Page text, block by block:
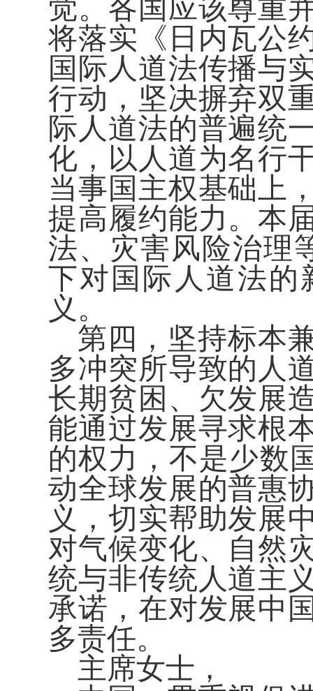
觉。各国应该尊重
将落实《日内瓦公
国际人道法传播与
行动，坚决摒弃双
际人道法的普遍统
化，以人道为名行
当事国主权基础上
提高履约能力。本
法、灾害风险治理
下对国际人道法的
义。
第四，坚持标本
多冲突所导致的人
长期贫困、欠发展
能通过发展寻求根
的权力，不是少数
动全球发展的普惠
义，切实帮助发展
对气候变化、自然
统与非传统人道主
承诺，在对发展中
多责任。
主席女士，